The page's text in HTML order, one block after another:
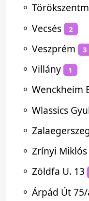
⚬
⚬ Vecsés 2
⚬ Veszprém 3
⚬ Villány 1
⚬ Wenckheim
⚬ Wlassics
⚬
⚬ Zrínyi Miklós
⚬ Zöldfa U. 13
⚬ Árpád Út